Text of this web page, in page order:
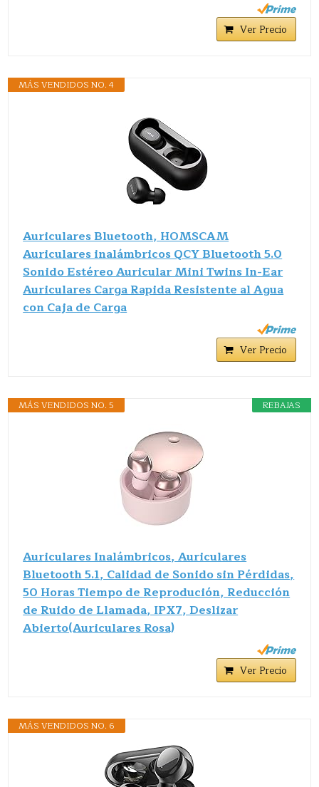
Ver Precio
MÁS VENDIDOS NO. 4
Auriculares Bluetooth, HOMSCAM
Auriculares inalámbricos QCY Bluetooth 5.0
Sonido Estéreo Auricular Mini Twins In-Ear
Auriculares Carga Rapida Resistente al Agua
con Caja de Carga
Ver Precio
REBAJAS
MÁS VENDIDOS NO. 5
Auriculares Inalámbricos, Auriculares
Bluetooth 5.1, Calidad de Sonido sin Pérdidas,
50 Horas Tiempo de Reprodución, Reducción
de Ruido de Llamada, IPX7, Deslizar
Abierto(Auriculares Rosa)
Ver Precio
MÁS VENDIDOS NO. 6